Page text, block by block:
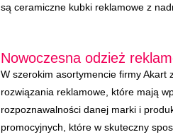
są ceramiczne kubki reklamowe z
Nowoczesna odzież
W szerokim asortymencie firmy Akart
rozwiązania reklamowe, które mają
rozpoznawalności danej marki i
promocyjnych, które w skuteczny